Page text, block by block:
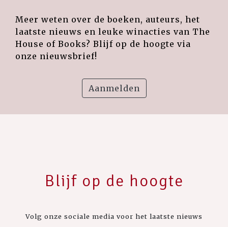
Meer weten over de boeken, auteurs, het
laatste nieuws en leuke winacties van The
House of Books? Blijf op de hoogte via
onze nieuwsbrief!
Aanmelden
Blijf op de hoogte
Volg onze sociale media voor het laatste nieuws